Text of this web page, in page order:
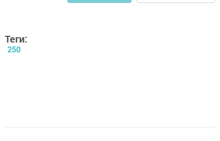
Теги:
250